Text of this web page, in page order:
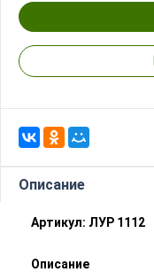
Описание
Артикул: ЛУР 1112
Описание